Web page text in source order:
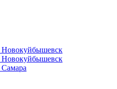
Новокуйбышевск
Новокуйбышевск
Самара